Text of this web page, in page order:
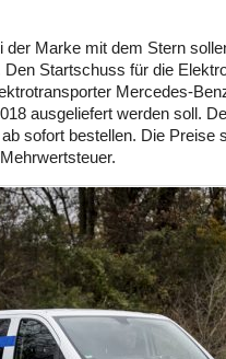
der Marke mit dem Stern
Startschuss für die
Mercedes-
ausgeliefert werden soll.
sofort bestellen. Die Preise